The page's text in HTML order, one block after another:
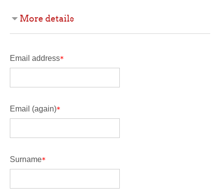
More details
Email address
Email (again)
Surname